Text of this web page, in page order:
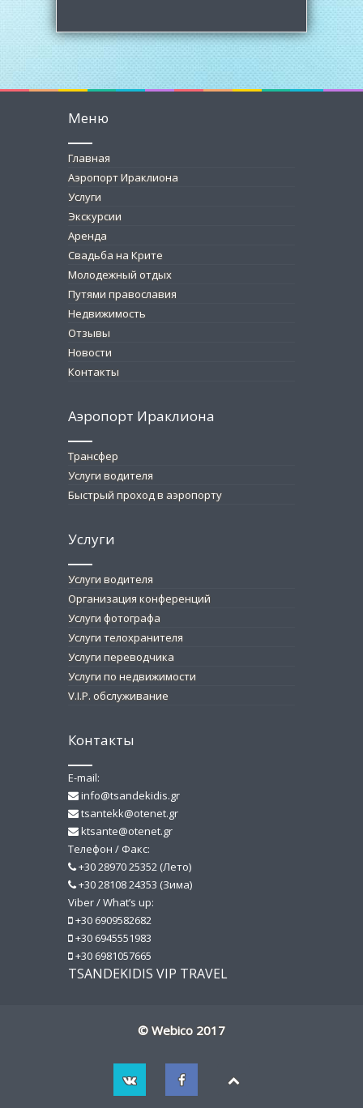
Меню
Главная
Аэропорт Ираклиона
Услуги
Экскурсии
Аренда
Свадьба на Крите
Молодежный отдых
Путями православия
Недвижимость
Отзывы
Новости
Контакты
Аэропорт Ираклиона
Трансфер
Услуги водителя
Быстрый проход в аэропорту
Услуги
Услуги водителя
Организация конференций
Услуги фотографа
Услуги телохранителя
Услуги переводчика
Услуги по недвижимости
V.I.P. обслуживание
Контакты
E-mail:
info@tsandekidis.gr
tsantekk@otenet.gr
ktsante@otenet.gr
Телефон / Факс:
+30 28970 25352 (Лето)
+30 28108 24353 (Зима)
Viber / What’s up:
+30 6909582682
+30 6945551983
+30 6981057665
TSANDEKIDIS VIP TRAVEL
© Webico 2017